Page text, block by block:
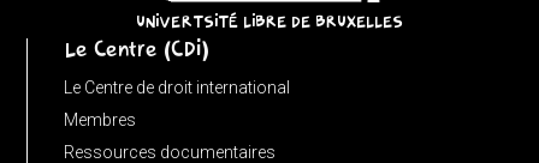
input
UNIVERTSITÉ LIBRE DE BRUXELLES
Le Centre (CDI)
Le Centre de droit international
Membres
Ressources documentaires